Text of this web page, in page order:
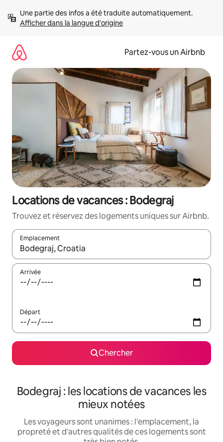
directement
Afficher dans la langue d'origine
Partez-vous un Airbnb
Locations de vacances : Bodegraj
Trouvez et réservez des logements uniques sur Airbnb.
Emplacement
Quand les résultats sont affichés, parcourez-les en utilisant
Arrivée
Départ
Chercher
Bodegraj : les locations de vacances les
mieux notées
Les voyageurs sont unanimes : l'emplacement, la
propreté et d'autres qualités de ces logements sont